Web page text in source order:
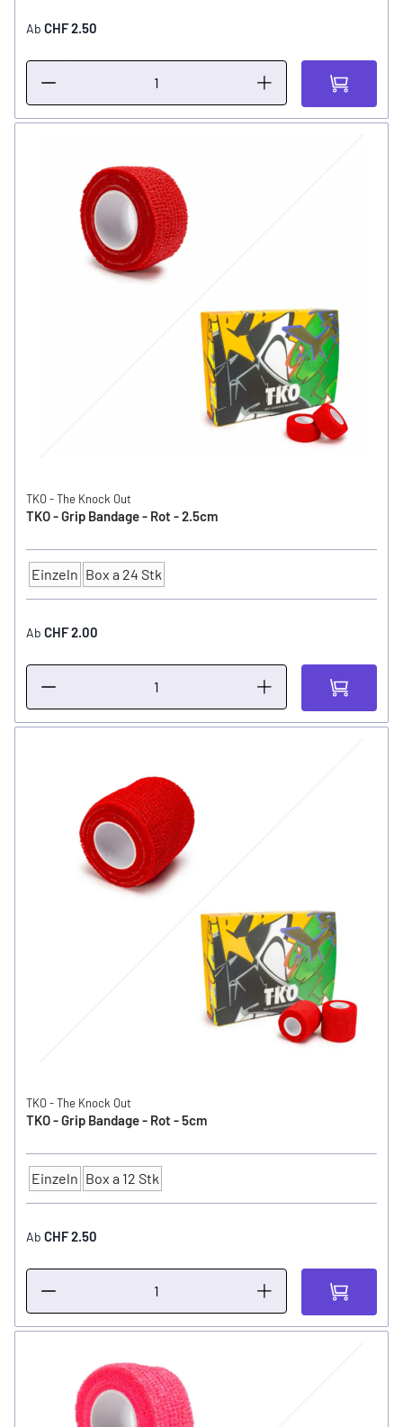
Ab CHF 2.50
TKO - The Knock Out
TKO - Grip Bandage - Rot - 2.5cm
Anzahl
Einzeln Box a 24 Stk
Ab CHF 2.00
TKO - The Knock Out
TKO - Grip Bandage - Rot - 5cm
Anzahl
Einzeln Box a 12 Stk
Ab CHF 2.50